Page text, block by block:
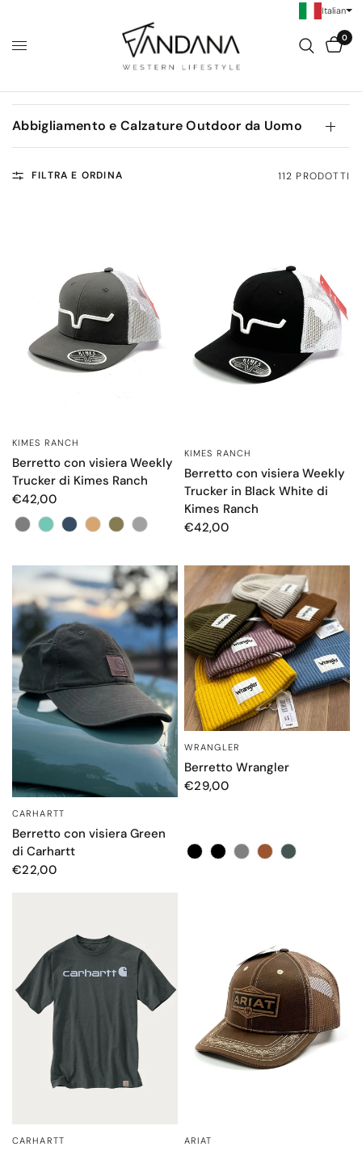
0
Abbigliamento e Calzature Outdoor da Uomo
FILTRA E ORDINA 112 PRODOTTI
OCCHIATA VELOCE
KIMES RANCH
Berretto con visiera Weekly
Trucker di Kimes Ranch
€42,00
Colore
OCCHIATA VELOCE
KIMES RANCH
Berretto con visiera Weekly
Trucker in Black White di
Kimes Ranch
€42,00
OCCHIATA VELOCE
CARHARTT
Berretto con visiera Green
di Carhartt
€22,00
OCCHIATA VELOCE
WRANGLER
Berretto Wrangler
€29,00
Colore
OCCHIATA VELOCE
CARHARTT ARIAT
Italian